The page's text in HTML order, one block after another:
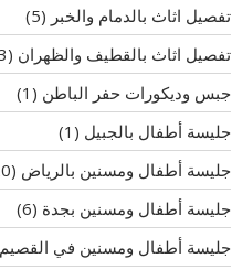
تفصيل اثاث بالدمام والخبر (5)
تفصيل اثاث بالقطيف والظهران (13)
جبس وديكورات حفر الباطن (1)
جليسة أطفال بالجبيل (1)
جليسة أطفال ومسنين بالرياض (20)
جليسة أطفال ومسنين بجدة (6)
جليسة أطفال ومسنين في القصيم